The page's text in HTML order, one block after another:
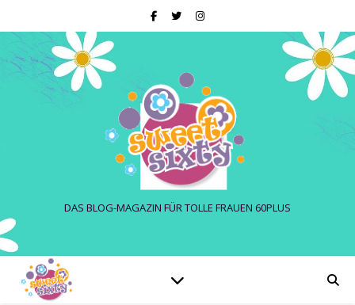
DAS BLOG-MAGAZIN FÜR TOLLE FRAUEN 60PLUS